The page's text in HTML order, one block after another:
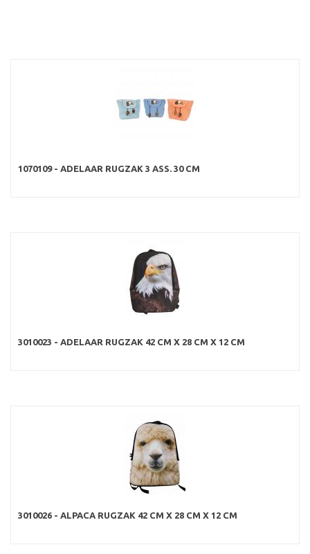
1070109 - ADELAAR RUGZAK 3 ASS. 30 CM
3010023 - ADELAAR RUGZAK 42 CM X 28 CM X 12 CM
3010026 - ALPACA RUGZAK 42 CM X 28 CM X 12 CM